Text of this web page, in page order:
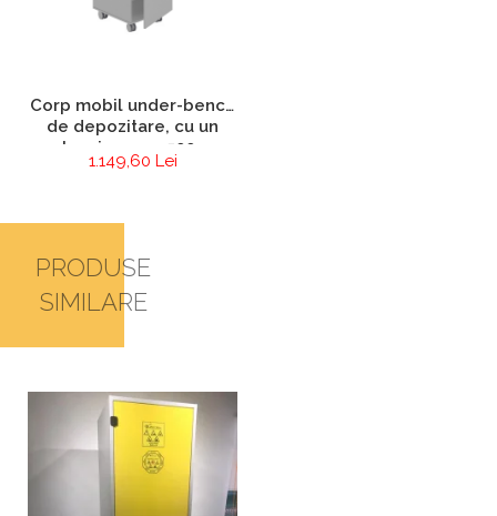
Corp mobil under-bench
de depozitare, cu un
sertar si o usa - 500 mm
(HPL)
1.149,60 Lei
PRODUSE
SIMILARE